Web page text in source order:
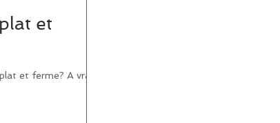
et
et ferme? A vrai